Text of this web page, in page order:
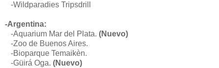
-Wildparadies Tripsdrill
-Argentina:
-Aquarium Mar del Plata. (Nuevo)
-Zoo de Buenos Aires.
-Bioparque Temaikèn.
-Güirá Oga. (Nuevo)